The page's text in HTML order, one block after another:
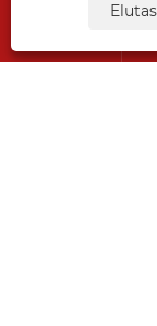
Rólunk